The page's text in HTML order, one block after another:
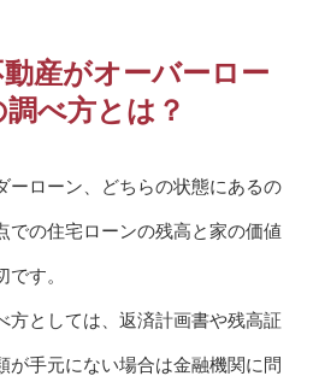
産がオーバーロー
べ方とは？
ーローン、どちらの状態にあるの
での住宅ローンの残高と家の価値
す。
方としては、返済計画書や残高証
が手元にない場合は金融機関に問